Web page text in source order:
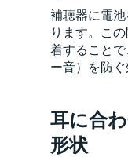
補聴器に電
ります。こ
着すること
ー音）を防ぐ
耳に合
形状